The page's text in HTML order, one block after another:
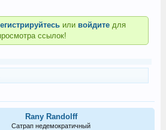
или войдите для
ссылок!
Rany Randolff
Сатрап недемократичный